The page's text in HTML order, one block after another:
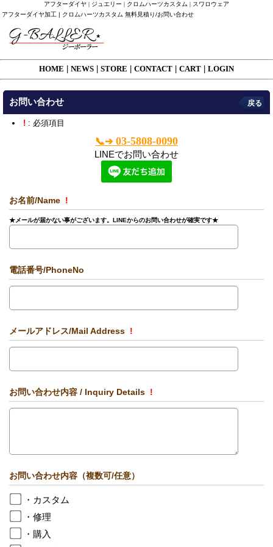
アフターダイヤ | ジュエリー | クロムハーツカスタム | スワロウェア
アフターダイヤ加工 | クロムハーツカスタム 無料見積り/お問い合わせ
HOME NEWS STORE CONTACT CART LOGIN
お問い合わせ 戻る
! : 必須項目
📞➔03-5808-0090
LINEでお問い合わせ
お名前/Name !
★メールが届かない事がございます。LINEからのお問い合わせが確実です★
電話番号/PhoneNo
メールアドレス/Mail Address !
お問い合わせ内容 / Inquiry Details !
お問い合わせ内容（複数可/任意）
・カスタム
・修理
・購入